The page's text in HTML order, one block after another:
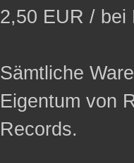
2,50 EUR / bei
Sämtliche
Eigentum von
Records.